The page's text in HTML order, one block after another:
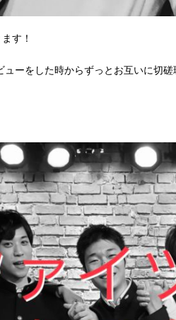
す！
ーをした時からずっとお互いに切